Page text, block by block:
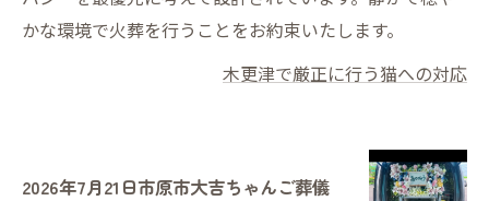
かな環境で火葬を行うことをお約束いたします。
木更津で厳正に行う猫への対応
2026年7月21日市原市大吉ちゃんご葬儀